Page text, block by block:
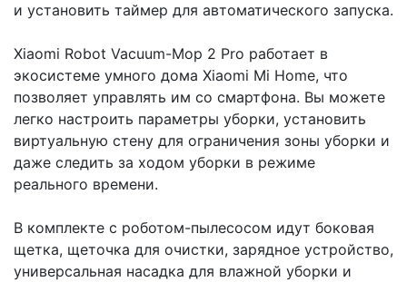
и установить таймер для автоматического запуска.
Xiaomi Robot Vacuum-Mop 2 Pro работает в
экосистеме умного дома Xiaomi Mi Home, что
позволяет управлять им со смартфона. Вы можете
легко настроить параметры уборки, установить
виртуальную стену для ограничения зоны уборки и
даже следить за ходом уборки в режиме
реального времени.
В комплекте с роботом-пылесосом идут боковая
щетка, щеточка для очистки, зарядное устройство,
универсальная насадка для влажной уборки и